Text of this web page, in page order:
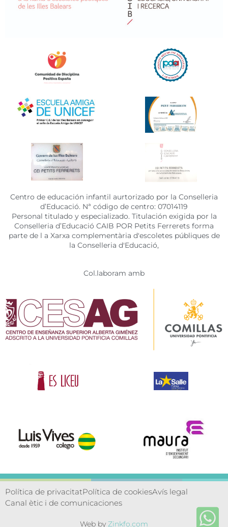
Centro de educación infantil aurtorizado por la Conselleria
d’Educació. Nª código de centro: 07014119
Personal titulado y especializado. Titulación exigida por la
Conselleria d’Educació CAIB POR Petits Ferrerets forma
parte de l a Xarxa complementària d'escoletes públiques de
la Conselleria d'Educació,
Col.laboram amb
Política de privacitatPolítica de cookiesAvís legal
Canal ètic i de comunicaciones
Web by Zinkfo.com